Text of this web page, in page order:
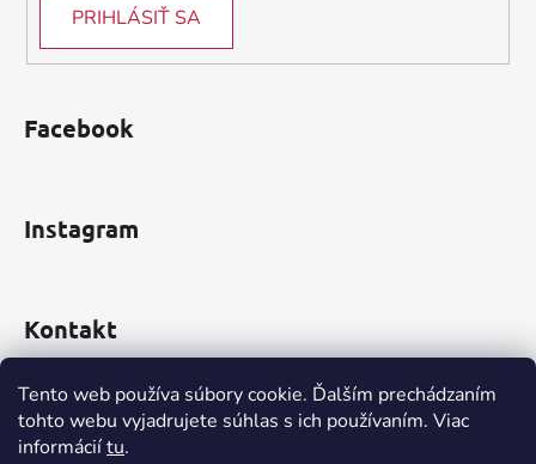
Tento web používa súbory cookie. Ďalším prechádzaním
tohto webu vyjadrujete súhlas s ich používaním. Viac
informáciítu.
PRIHLÁSIŤ SA
Facebook
Instagram
Kontakt
obchod@incomp.sk
0910 999 552